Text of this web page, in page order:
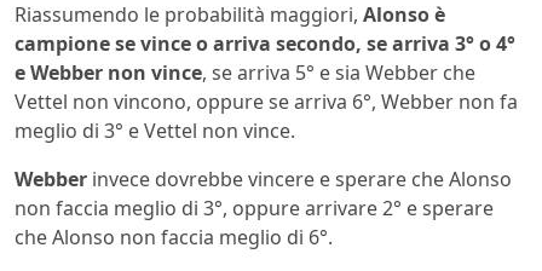
Riassumendo le probabilità maggiori, Alonso è
campione se vince o arriva secondo, se arriva 3° o 4°
e Webber non vince, se arriva 5° e sia Webber che
Vettel non vincono, oppure se arriva 6°, Webber non fa
meglio di 3° e Vettel non vince.
Webber invece dovrebbe vincere e sperare che Alonso
non faccia meglio di 3°, oppure arrivare 2° e sperare
che Alonso non faccia meglio di 6°.